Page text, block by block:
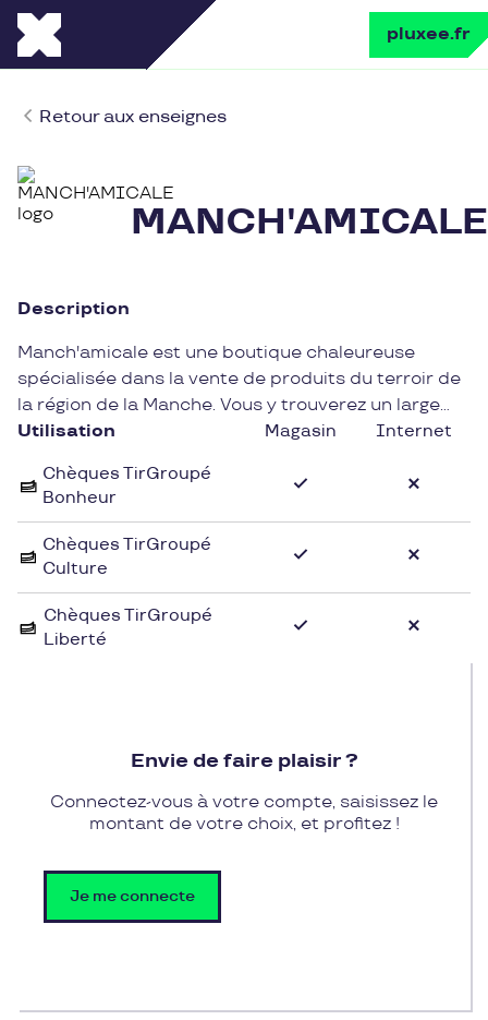
pluxee.fr
Retour aux enseignes
MANCH'AMICALE
Description
Manch'amicale est une boutique chaleureuse
spécialisée dans la vente de produits du terroir de
la région de la Manche. Vous y trouverez un large
choix de produits locaux de qualité, allant des
Biscuit en passant par les savoureux cidres
fermiers. Une escapade gourmande pour découvrir
les saveurs authentiques de la Normandie.
Utilisez vos chèques cadeaux Pluxee Cadeaux chez
Manch'amicale
Profitez de l'authenticité des produits de
utilisant votre moyen de paiement préféré. Une
manière savoureuse et conviviale de découvrir et
partager les trésors culinaires de la Manche avec
Utilisation Magasin Internet
Chèques TirGroupé
Bonheur
Chèques TirGroupé
Culture
Chèques TirGroupé
Liberté
Envie de faire plaisir ?
Connectez-vous à votre compte, saisissez le
montant de votre choix, et profitez !
Je me connecte